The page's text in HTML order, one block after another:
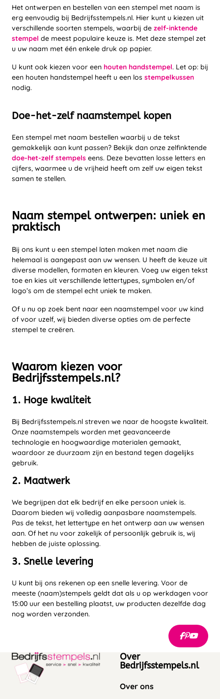
Het ontwerpen en bestellen van een stempel met naam is
erg eenvoudig bij Bedrijfsstempels.nl. Hier kunt u kiezen uit
verschillende soorten stempels, waarbij de zelf-inktende
stempel de meest populaire keuze is. Met deze stempel zet
u uw naam met één enkele druk op papier.
U kunt ook kiezen voor een houten handstempel. Let op: bij
een houten handstempel heeft u een los stempelkussen
nodig.
Doe-het-zelf naamstempel kopen
Een stempel met naam bestellen waarbij u de tekst
gemakkelijk aan kunt passen? Bekijk dan onze zelfinktende
doe-het-zelf stempels eens. Deze bevatten losse letters en
cijfers, waarmee u de vrijheid heeft om zelf uw eigen tekst
samen te stellen.
Naam stempel ontwerpen: uniek en
praktisch
Bij ons kunt u een stempel laten maken met naam die
helemaal is aangepast aan uw wensen. U heeft de keuze uit
diverse modellen, formaten en kleuren. Voeg uw eigen tekst
toe en kies uit verschillende lettertypes, symbolen en/of
logo’s om de stempel echt uniek te maken.
Of u nu op zoek bent naar een naamstempel voor uw kind
of voor uzelf, wij bieden diverse opties om de perfecte
stempel te creëren.
Waarom kiezen voor
Bedrijfsstempels.nl?
1. Hoge kwaliteit
Bij Bedrijfsstempels.nl streven we naar de hoogste kwaliteit.
Onze naamstempels worden met geavanceerde
technologie en hoogwaardige materialen gemaakt,
waardoor ze duurzaam zijn en bestand tegen dagelijks
gebruik.
2. Maatwerk
We begrijpen dat elk bedrijf en elke persoon uniek is.
Daarom bieden wij volledig aanpasbare naamstempels.
Pas de tekst, het lettertype en het ontwerp aan uw wensen
aan. Of het nu voor zakelijk of persoonlijk gebruik is, wij
hebben de juiste oplossing.
3. Snelle levering
U kunt bij ons rekenen op een snelle levering. Voor de
meeste (naam)stempels geldt dat als u op werkdagen voor
15:00 uur een bestelling plaatst, uw producten dezelfde dag
nog worden verzonden.
Over
Bedrijfsstempels.nl
Over ons